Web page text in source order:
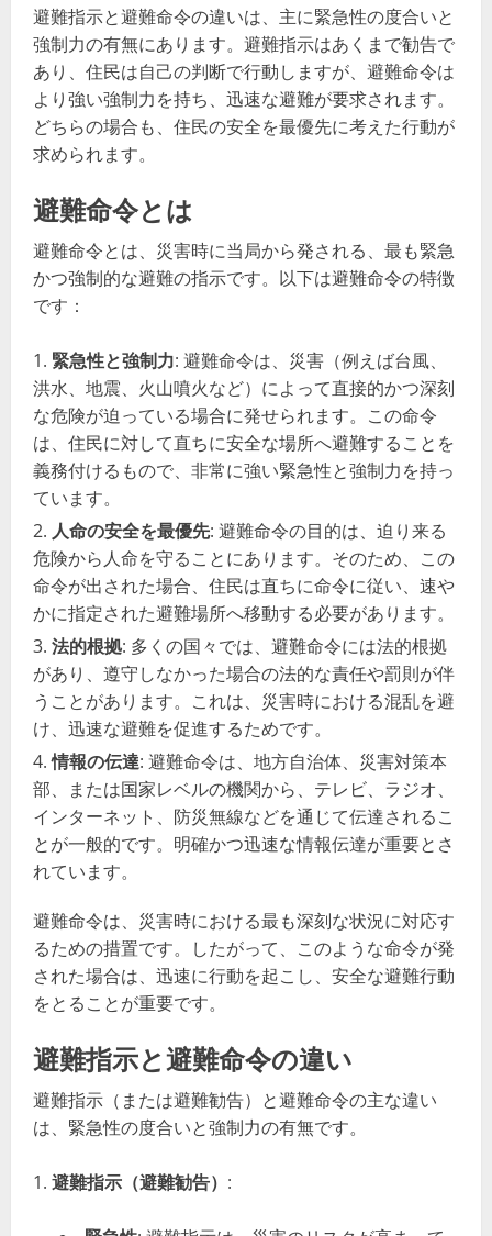
避難指示と避難命令の違いは、主に緊急性の度合いと
強制力の有無にあります。避難指示はあくまで勧告で
あり、住民は自己の判断で行動しますが、避難命令は
より強い強制力を持ち、迅速な避難が要求されます。
どちらの場合も、住民の安全を最優先に考えた行動が
求められます。
避難命令とは
避難命令とは、災害時に当局から発される、最も緊急
かつ強制的な避難の指示です。以下は避難命令の特徴
です：
緊急性と強制力: 避難命令は、災害（例えば台風、
洪水、地震、火山噴火など）によって直接的かつ深刻
な危険が迫っている場合に発せられます。この命令
は、住民に対して直ちに安全な場所へ避難することを
義務付けるもので、非常に強い緊急性と強制力を持っ
ています。
人命の安全を最優先: 避難命令の目的は、迫り来る
危険から人命を守ることにあります。そのため、この
命令が出された場合、住民は直ちに命令に従い、速や
かに指定された避難場所へ移動する必要があります。
法的根拠: 多くの国々では、避難命令には法的根拠
があり、遵守しなかった場合の法的な責任や罰則が伴
うことがあります。これは、災害時における混乱を避
け、迅速な避難を促進するためです。
情報の伝達: 避難命令は、地方自治体、災害対策本
部、または国家レベルの機関から、テレビ、ラジオ、
インターネット、防災無線などを通じて伝達されるこ
とが一般的です。明確かつ迅速な情報伝達が重要とさ
れています。
避難命令は、災害時における最も深刻な状況に対応す
るための措置です。したがって、このような命令が発
された場合は、迅速に行動を起こし、安全な避難行動
をとることが重要です。
避難指示と避難命令の違い
避難指示（または避難勧告）と避難命令の主な違い
は、緊急性の度合いと強制力の有無です。
避難指示（避難勧告） :